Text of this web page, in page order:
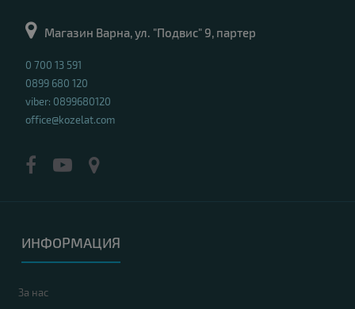
Магазин Варна, ул. "Подвис" 9, партер
0 700 13 591
0899 680 120
viber: 0899680120
office@kozelat.com
ИНФОРМАЦИЯ
За нас